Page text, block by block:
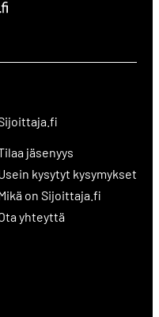
jäsenyys
kysytyt kysymykset
on Sijoittaja.fi
yhteyttä